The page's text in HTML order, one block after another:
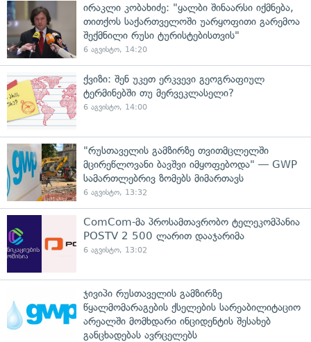
ირაკლი კობახიძე: "ყალბი შინაარსი იქმნება,
თითქოს საქართველოში უარყოფითი გარემოა
შექმნილი რუსი ტურისტებისთვის"
6 აგვისტო, 14:20
ქვიზი: შენ უკეთ ერკვევი გეოგრაფიულ
ტერმინებში თუ მერვეკლასელი?
6 აგვისტო, 14:00
"რუსთაველის გამზირზე თვითმცლელში
მცირეწლოვანი ბავშვი იმყოფებოდა" — GWP
სამართლებრივ ზომებს მიმართავს
6 აგვისტო, 13:32
ComCom-მა პროსამთავრობო ტელეკომპანია
POSTV 2 500 ლარით დააჯარიმა
6 აგვისტო, 13:02
ჯივიპი რუსთაველის გამზირზე
წყალმომარაგების ქსელების სარეაბილიტაციო
არეალში მომხდარი ინციდენტის შესახებ
განცხადებას ავრცელებს